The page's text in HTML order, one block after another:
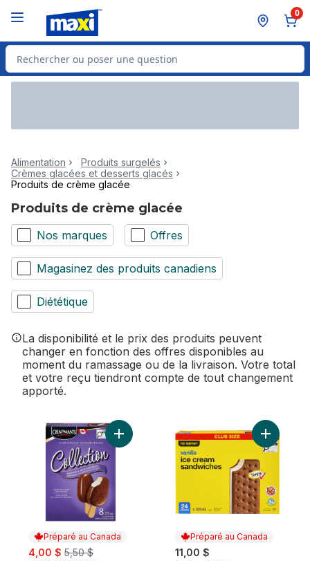
0
Rechercher des produits
Alimentation
Produits surgelés
Crèmes glacées et desserts glacés
Produits de crème glacée
Produits de crème glacée
Nos marques Offres
Magasinez des produits canadiens
Diététique
La disponibilité et le prix des produits peuvent
changer en fonction des offres disponibles au
moment du ramassage ou de la livraison. Votre total
et votre reçu tiendront compte de tout changement
apporté.
Préparé au Canada
sale:
4,00 $ , formerly:
5,50 $
Ajouter Collection canadienne Barre de
Préparé au Canada
11,00 $
Ajouter